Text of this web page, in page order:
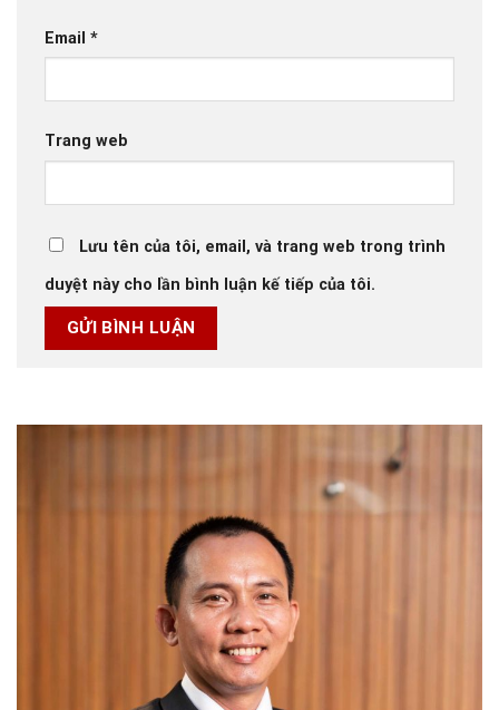
Email *
Trang web
Lưu tên của tôi, email, và trang web trong trình
duyệt này cho lần bình luận kế tiếp của tôi.